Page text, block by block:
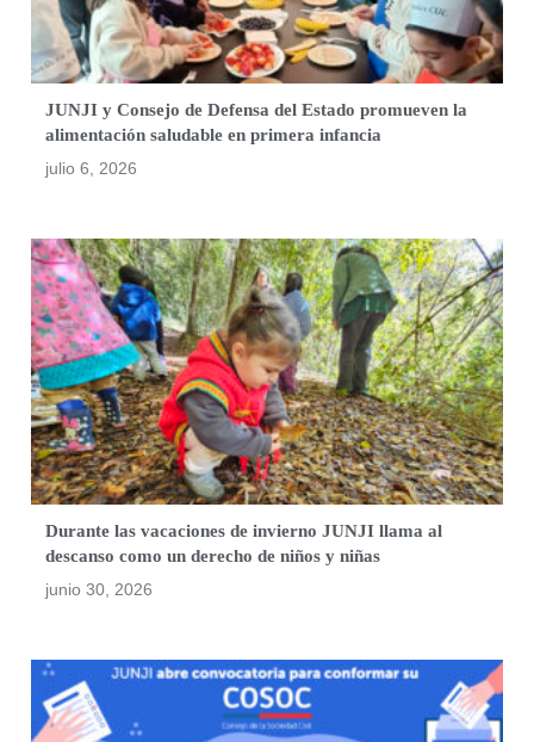
JUNJI y Consejo de Defensa del Estado promueven la
alimentación saludable en primera infancia
julio 6, 2026
Durante las vacaciones de invierno JUNJI llama al
descanso como un derecho de niños y niñas
junio 30, 2026